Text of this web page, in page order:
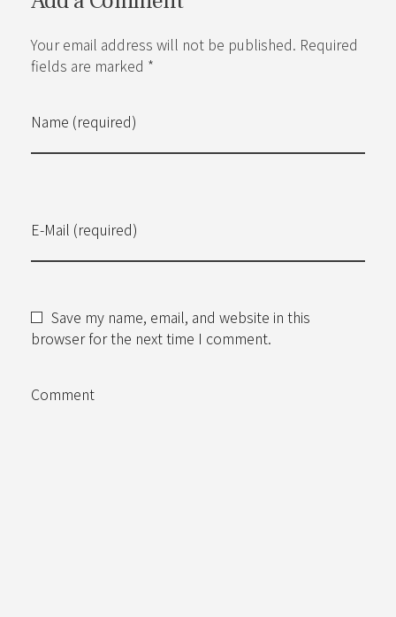
Your email address will not be published. Required
fields are marked *
Name (required)
E-Mail (required)
Save my name, email, and website in this
browser for the next time I comment.
Comment